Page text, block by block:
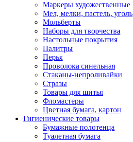
Маркеры художественные
Мел, мелки, пастель, уголь
Мольберты
Наборы для творчества
Настольные покрытия
Палитры
Перья
Проволока синельная
Стаканы-непроливайки
Стразы
Товары для шитья
Фломастеры
Цветная бумага, картон
Гигиенические товары
Бумажные полотенца
Туалетная бумага